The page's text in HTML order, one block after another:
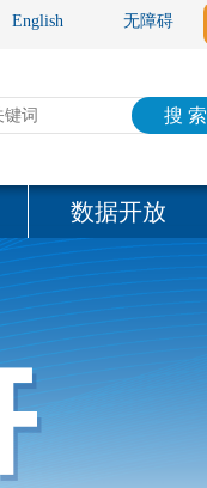
English 无障碍
搜 索
数据开放